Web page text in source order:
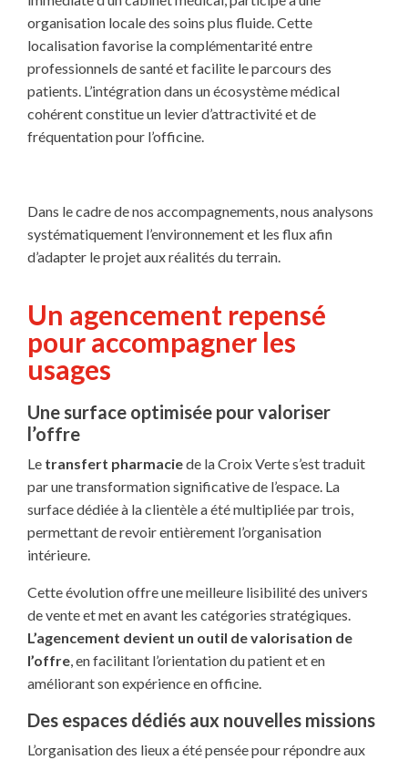
organisation locale des soins plus fluide. Cette
localisation favorise la complémentarité entre
professionnels de santé et facilite le parcours des
patients. L’intégration dans un écosystème médical
cohérent constitue un levier d’attractivité et de
fréquentation pour l’officine.
Dans le cadre de nos accompagnements, nous analysons
systématiquement l’environnement et les flux afin
d’adapter le projet aux réalités du terrain.
Un agencement repensé
pour accompagner les
usages
Une surface optimisée pour valoriser
l’offre
Le transfert pharmaciede la Croix Verte s’est traduit
par une transformation significative de l’espace. La
surface dédiée à la clientèle a été multipliée par trois,
permettant de revoir entièrement l’organisation
intérieure.
Cette évolution offre une meilleure lisibilité des univers
de vente et met en avant les catégories stratégiques.
L’agencement devient un outil de valorisation de
l’offre , en facilitant l’orientation du patient et en
améliorant son expérience en officine.
Des espaces dédiés aux nouvelles missions
L’organisation des lieux a été pensée pour répondre aux